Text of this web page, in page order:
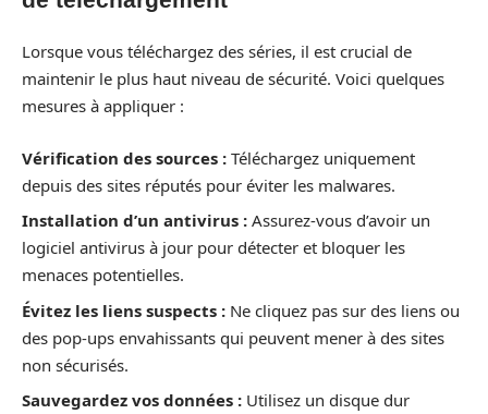
Lorsque vous téléchargez des séries, il est crucial de
maintenir le plus haut niveau de sécurité. Voici quelques
mesures à appliquer :
Vérification des sources : Téléchargez uniquement
depuis des sites réputés pour éviter les malwares.
Installation d’un antivirus : Assurez-vous d’avoir un
logiciel antivirus à jour pour détecter et bloquer les
menaces potentielles.
Évitez les liens suspects : Ne cliquez pas sur des liens ou
des pop-ups envahissants qui peuvent mener à des sites
non sécurisés.
Sauvegardez vos données : Utilisez un disque dur